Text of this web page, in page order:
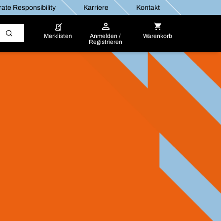
Responsibility Karriere Kontakt
Merklisten
Anmelden /
Registrieren
Warenkorb